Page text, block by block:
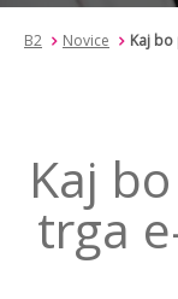
B2 Novice Kaj
Kaj
trga